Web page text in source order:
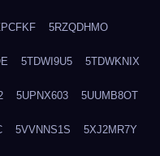
5RZQDHMO
5TDWI9U5 5TDWKNIX
5UPNX603 5UUMB8OT
5VVNNS1S 5XJ2MR7Y